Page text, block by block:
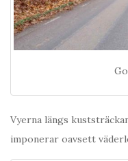
Vyerna längs
imponerar oavsett